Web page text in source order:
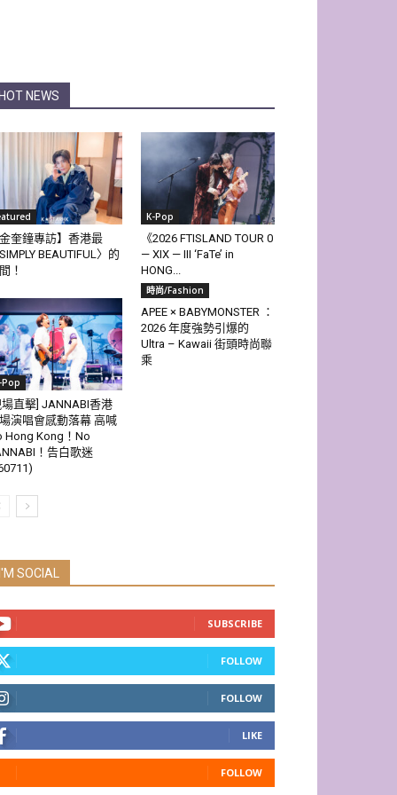
HOT NEWS
金奎鐘專訪】香港最
SIMPLY BEAUTIFUL〉的
！
K-Pop
《2026 FTISLAND TOUR 0
— XIX — III ‘FaTe’ in
HONG...
Pop
場直擊] JANNABI香港
演唱會感動落幕 高喊
Hong Kong！No
！告白歌迷
時尚/Fashion
APEE × BABYMONSTER ：
2026 年度強勢引爆的
Ultra – Kawaii 街頭時尚聯
乘
I'M SOCIAL
SUBSCRIBE
FOLLOW
FOLLOW
LIKE
FOLLOW